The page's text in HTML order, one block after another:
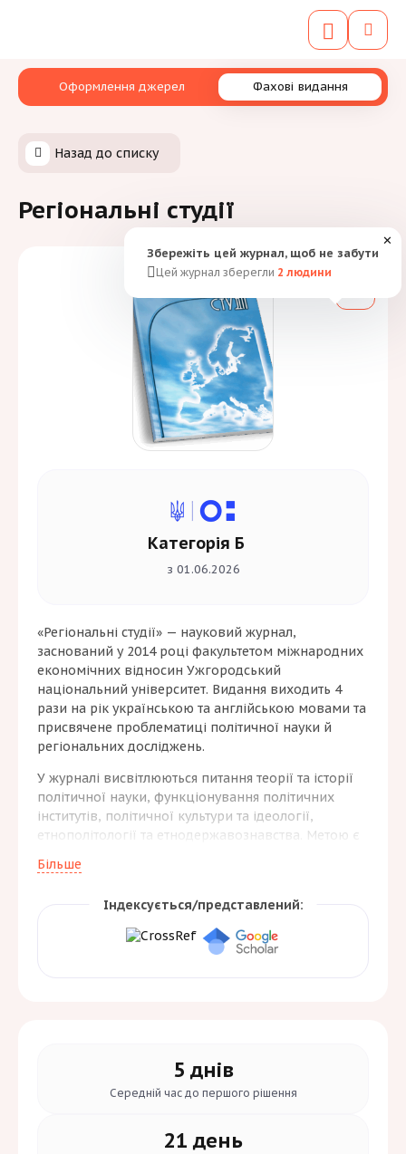
Оформлення джерел Фахові видання
Назад до списку
Регіональні студії
«Регіональні студії» — науковий журнал,
заснований у 2014 році факультетом міжнародних
економічних відносин Ужгородський
національний університет. Видання виходить 4
рази на рік українською та англійською мовами та
присвячене проблематиці політичної науки й
регіональних досліджень.
У журналі висвітлюються питання теорії та історії
політичної науки, функціонування політичних
інститутів, політичної культури та ідеології,
етнополітології та етнодержавознавства. Метою є
діалогу. Видання орієнтоване на науковців,
Більше
Індексується/представлений:
Категорія Б
з 01.06.2026
5 днів
Середній час до першого рішення
21 день
Збережіть цей журнал, щоб не забути
Цей журнал зберегли 2 людини
✕